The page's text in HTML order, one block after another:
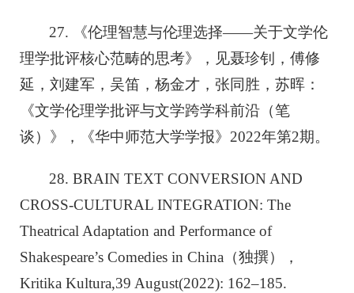
27. 《伦理智慧与伦理选择——关于文学伦
理学批评核心范畴的思考》，见聂珍钊，傅修
延，刘建军，吴笛，杨金才，张同胜，苏晖：
《文学伦理学批评与文学跨学科前沿（笔
谈）》，《华中师范大学学报》2022年第2期。
28. BRAIN TEXT CONVERSION AND
CROSS-CULTURAL INTEGRATION: The
Theatrical Adaptation and Performance of
Shakespeare’s Comedies in China（独撰），
Kritika Kultura,39 August(2022): 162–185.